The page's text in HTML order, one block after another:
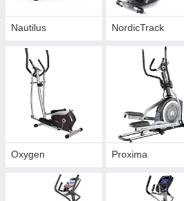
Nautilus NordicTrack
Oxygen Proxima